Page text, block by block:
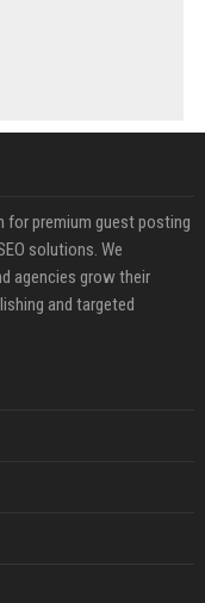
for premium guest posting
solutions. We
agencies grow their
and targeted